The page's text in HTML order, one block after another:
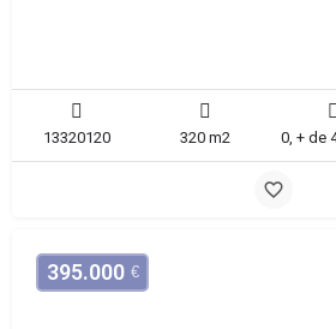
13320120 320 m2
395.000 €